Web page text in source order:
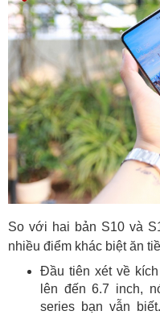
So với hai bản S10 và
nhiều điểm khác biệt ăn
Đầu tiên xét về
lên đến 6.7 inch,
series bạn vẫn